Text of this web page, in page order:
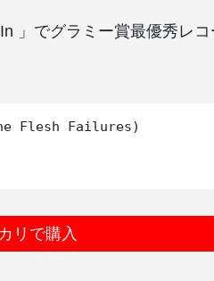
」でグラミー賞最優秀レコ
Flesh Failures)
リで購入